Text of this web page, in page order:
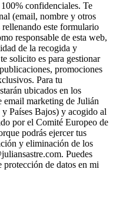
confidenciales. Te
(email, nombre y otros
rellenando este formulario
responsable de esta web,
de la recogida y
solicito es para gestionar
promociones
Para tu
ubicados en los
email marketing de Julián
Países Bajos) y acogido al
por el Comité Europeo de
podrás ejercer tus
y eliminación de los
Puedes
de datos en mi